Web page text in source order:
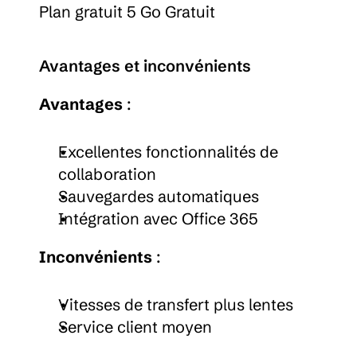
Plan gratuit 5 Go Gratuit
Avantages et inconvénients
Avantages :
Excellentes fonctionnalités de
collaboration
Sauvegardes automatiques
Intégration avec Office 365
Inconvénients :
Vitesses de transfert plus lentes
Service client moyen